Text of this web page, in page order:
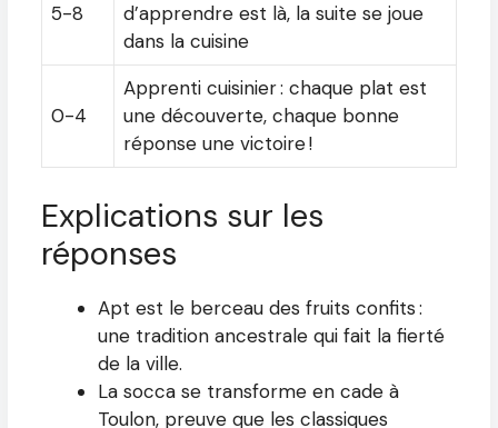
5-8
d’apprendre est là, la suite se joue
dans la cuisine
0-4
Apprenti cuisinier : chaque plat est
une découverte, chaque bonne
réponse une victoire !
Explications sur les
réponses
Apt est le berceau des fruits confits :
une tradition ancestrale qui fait la fierté
de la ville.
La socca se transforme en cade à
Toulon, preuve que les classiques